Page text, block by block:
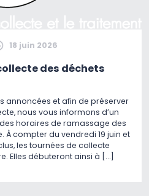
18 juin 2026
des déchets
annoncées et afin de préserver
nous vous informons d’un
horaires de ramassage des
compter du vendredi 19 juin et
les tournées de collecte
Elles débuteront ainsi à […]